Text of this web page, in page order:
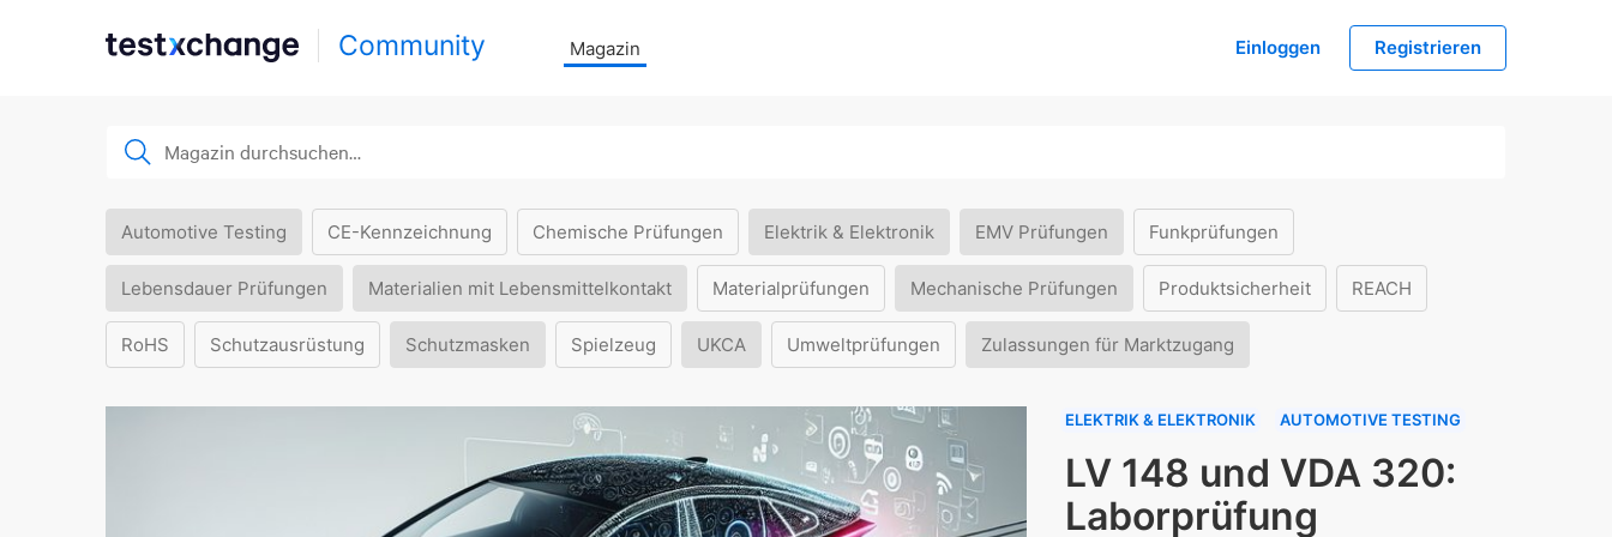
Community Magazin Einloggen Registrieren
Automotive Testing CE-Kennzeichnung Chemische Prüfungen Elektrik & Elektronik EMV Prüfungen Funkprüfungen
Lebensdauer Prüfungen Materialien mit Lebensmittelkontakt Materialprüfungen Mechanische Prüfungen Produktsicherheit REACH
RoHS Schutzausrüstung Schutzmasken Spielzeug UKCA Umweltprüfungen Zulassungen für Marktzugang
ELEKTRIK & ELEKTRONIK AUTOMOTIVE TESTING
LV 148 und VDA 320:
Laborprüfung